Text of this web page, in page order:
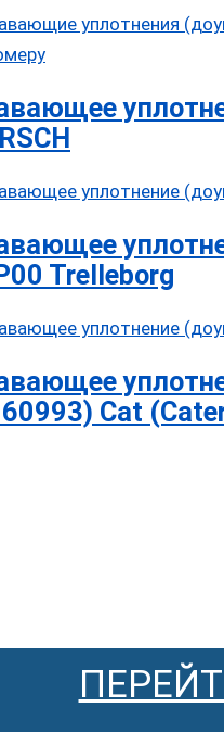
Trelleborg
Cat